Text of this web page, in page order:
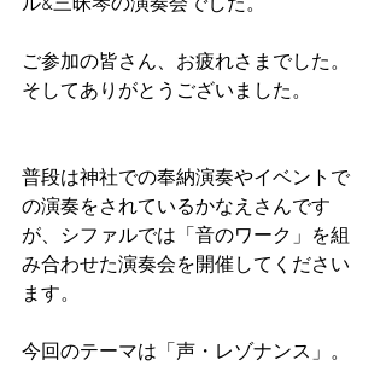
ル&三昧琴の演奏会でした。
ご参加の皆さん、お疲れさまでした。
そしてありがとうございました。
普段は神社での奉納演奏やイベントで
の演奏をされているかなえさんです
が、シファルでは「音のワーク」を組
み合わせた演奏会を開催してください
ます。
今回のテーマは「声・レゾナンス」。